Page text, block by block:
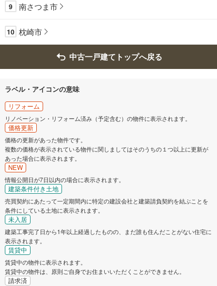
9 南さつま市
10 枕崎市
中古一戸建てトップへ戻る
ラベル・アイコンの意味
リフォーム
リノベーション・リフォーム済み（予定含む）の物件に表示されます。
価格更新
価格の更新があった物件です。
複数の価格が表示されている物件に関しましてはそのうちの１つ以上に更新が
あった場合に表示されます。
NEW
情報公開日が7日以内の場合に表示されます。
建築条件付き土地
売買契約にあたって一定期間内に特定の建設会社と建築請負契約を結ぶことを
条件にしている土地に表示されます。
未入居
建築工事完了日から1年以上経過したものの、まだ誰も住んだことがない住宅に
表示されます。
賃貸中
賃貸中の物件に表示されます。
賃貸中の物件は、原則ご自身でお住まいいただくことができません。
請求済